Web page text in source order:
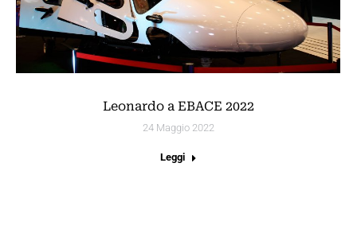
Leonardo a EBACE 2022
24 Maggio 2022
Leggi